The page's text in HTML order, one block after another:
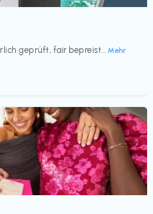
geprüft, fair bepreist... Mehr